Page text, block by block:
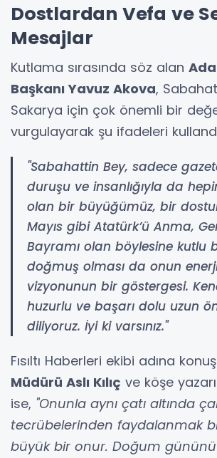
Dostlardan Vefa ve
Mesajlar
Kutlama sırasında söz alan
Başkanı Yavuz Akova,
Sakarya için çok önemli bir
vurgulayarak şu ifadeleri
"Sabahattin Bey, sadece
duruşu ve insanlığıyla da
olan bir büyüğümüz, bir
Mayıs gibi Atatürk’ü Anma,
Bayramı olan böylesine kutlu
doğmuş olması da onun
vizyonunun bir göstergesi.
huzurlu ve başarı dolu uzun
diliyoruz. İyi ki varsınız."
Fısıltı Haberleri ekibi adına
Müdürü Aslı Kılıç ve köşe yazarı
ise, "Onunla aynı çatı altında
tecrübelerinden faydalanmak
büyük bir onur. Doğum